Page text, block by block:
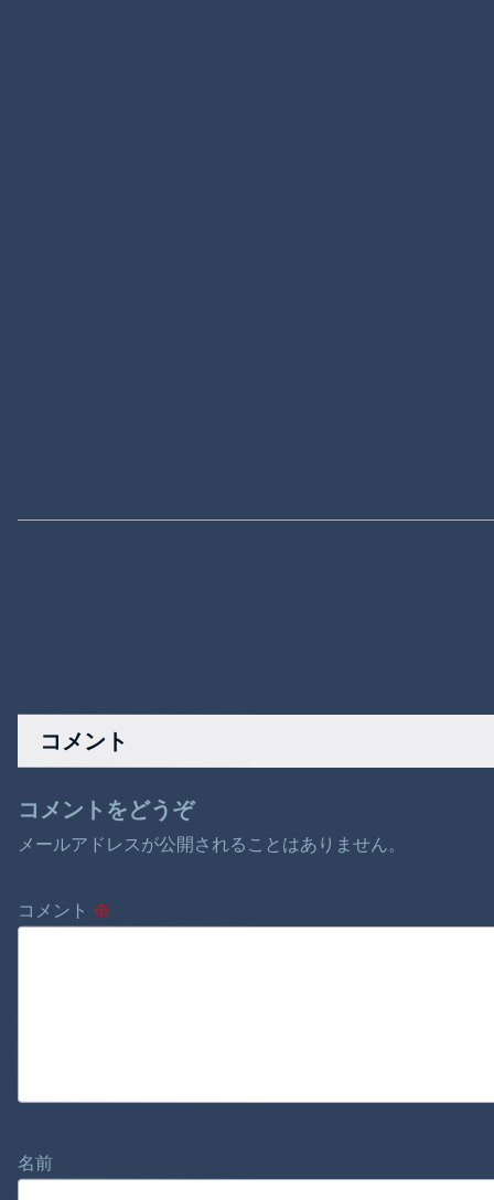
コメント
コメントをどうぞ
メールアドレスが公開されることはありません。
コメント ※
名前